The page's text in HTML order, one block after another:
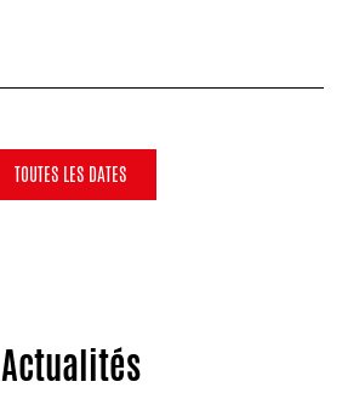
TOUTES LES DATES
Actualités